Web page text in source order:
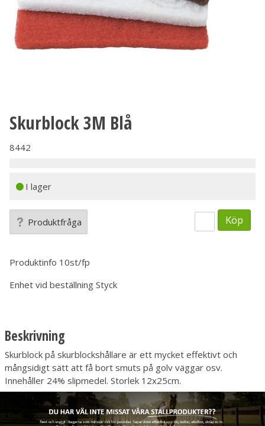
Skurblock 3M Blå
8442
I lager
Produktfråga Köp
Produktinfo 10st/fp
Enhet vid beställning Styck
Beskrivning
Skurblock på skurblockshållare är ett mycket effektivt och
mångsidigt sätt att få bort smuts på golv väggar osv.
Innehåller 24% slipmedel. Storlek 12x25cm.